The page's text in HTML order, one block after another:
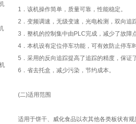
1．该机操作简单，质量可靠，性能稳定。
2．变频调速，无级变速，光电检测，双向追
3．整机的控制集中由PLC完成，减少了故障
4．本机设有定位停车功能，可有效防止停车
5．采用的反向追踪提高了追踪的精度，保
6．省去托盒，减少污染，节约成本。
(二)适用范围
适用于饼干、威化食品以衣其他各类板状有